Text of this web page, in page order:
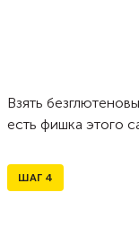
Взять
есть фишка этого
ШАГ 4